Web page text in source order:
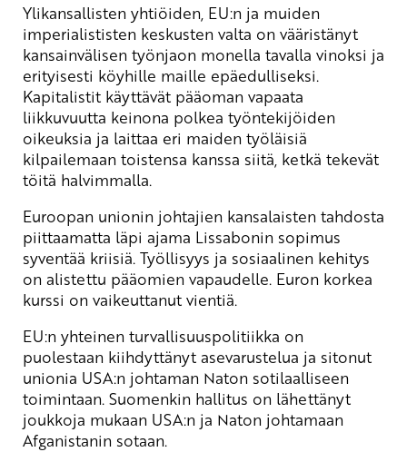
Ylikansallisten yhtiöiden, EU:n ja muiden
imperialististen keskusten valta on vääristänyt
kansainvälisen työnjaon monella tavalla vinoksi ja
erityisesti köyhille maille epäedulliseksi.
Kapitalistit käyttävät pääoman vapaata
liikkuvuutta keinona polkea työntekijöiden
oikeuksia ja laittaa eri maiden työläisiä
kilpailemaan toistensa kanssa siitä, ketkä tekevät
töitä halvimmalla.
Euroopan unionin johtajien kansalaisten tahdosta
piittaamatta läpi ajama Lissabonin sopimus
syventää kriisiä. Työllisyys ja sosiaalinen kehitys
on alistettu pääomien vapaudelle. Euron korkea
kurssi on vaikeuttanut vientiä.
EU:n yhteinen turvallisuuspolitiikka on
puolestaan kiihdyttänyt asevarustelua ja sitonut
unionia USA:n johtaman Naton sotilaalliseen
toimintaan. Suomenkin hallitus on lähettänyt
joukkoja mukaan USA:n ja Naton johtamaan
Afganistanin sotaan.